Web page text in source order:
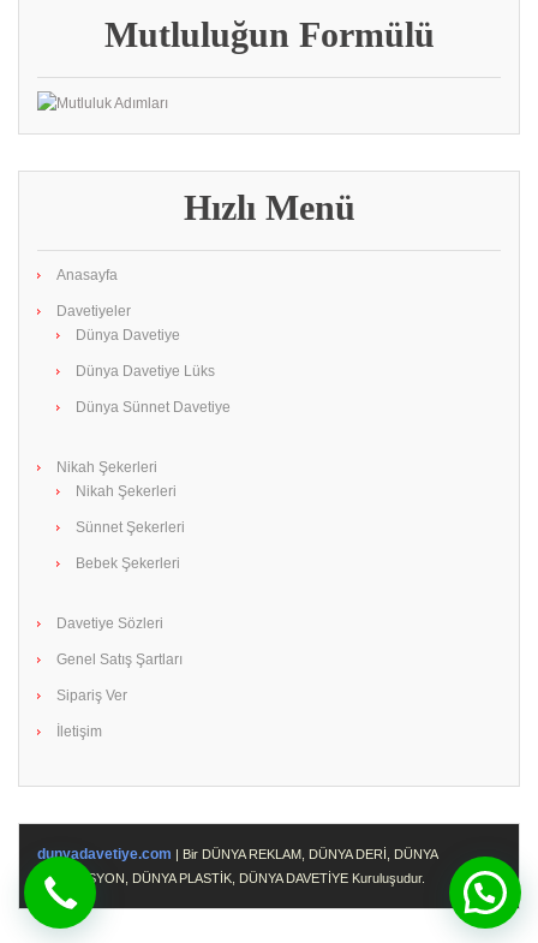
Mutluluğun Formülü
Hızlı Menü
Anasayfa
Davetiyeler
Dünya Davetiye
Dünya Davetiye Lüks
Dünya Sünnet Davetiye
Nikah Şekerleri
Nikah Şekerleri
Sünnet Şekerleri
Bebek Şekerleri
Davetiye Sözleri
Genel Satış Şartları
Sipariş Ver
İletişim
dunyadavetiye.com | Bir DÜNYA REKLAM, DÜNYA DERİ, DÜNYA
PROMOSYON, DÜNYA PLASTİK, DÜNYA DAVETİYE Kuruluşudur.